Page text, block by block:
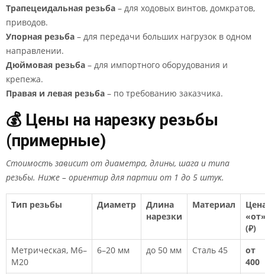
Трапецеидальная резьба – для ходовых винтов, домкратов,
приводов.
Упорная резьба – для передачи больших нагрузок в одном
направлении.
Дюймовая резьба – для импортного оборудования и
крепежа.
Правая и левая резьба – по требованию заказчика.
💰 Цены на нарезку резьбы
(примерные)
Стоимость зависит от диаметра, длины, шага и типа
резьбы. Ниже – ориентир для партии от 1 до 5 штук.
Тип резьбы Диаметр
Длина
нарезки
Материал
(₽)
Метрическая, М6–
М20
6–20 мм до 50 мм Сталь 45
от
400